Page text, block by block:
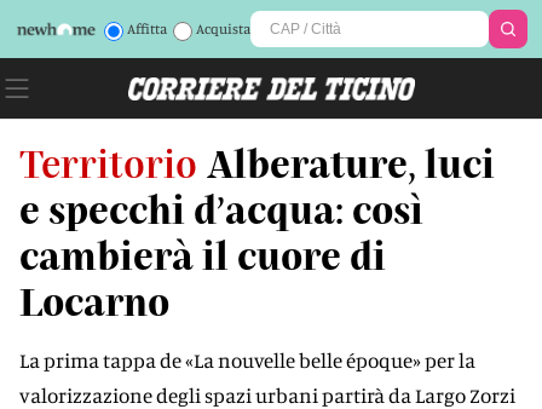
Affitta Acquista
Territorio Alberature, luci
e specchi d’acqua: così
cambierà il cuore di
Locarno
La prima tappa de «La nouvelle belle époque» per la
valorizzazione degli spazi urbani partirà da Largo Zorzi